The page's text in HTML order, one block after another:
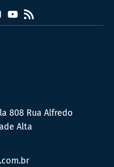
YouTube
RSS
808 Rua Alfredo
Alta